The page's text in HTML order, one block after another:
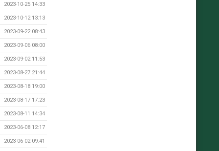
2023-10-25 14:33
2023-10-12 13:13
2023-09-22 08:43
2023-09-06 08:00
2023-09-02 11:53
2023-08-27 21:44
2023-08-18 19:00
2023-08-17 17:23
2023-08-11 14:34
2023-06-08 12:17
2023-06-02 09:41